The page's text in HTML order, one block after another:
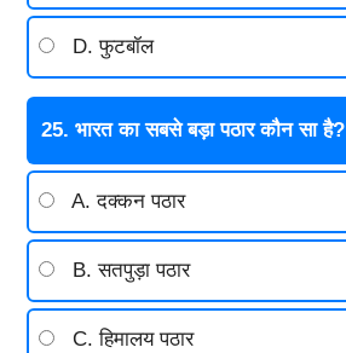
D. फुटबॉल
25. भारत का सबसे बड़ा पठार कौन सा है?
A. दक्कन पठार
B. सतपुड़ा पठार
C. हिमालय पठार